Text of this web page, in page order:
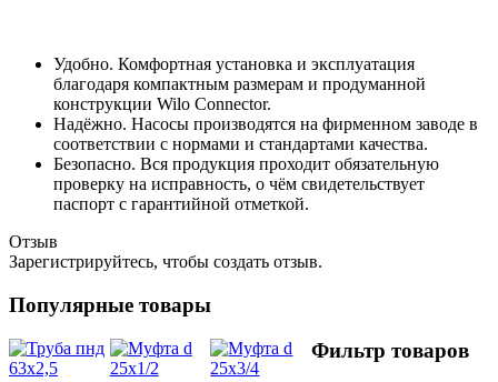
Удобно. Комфортная установка и эксплуатация
благодаря компактным размерам и продуманной
конструкции Wilo Connector.
Надёжно. Насосы производятся на фирменном заводе в
соответствии с нормами и стандартами качества.
Безопасно. Вся продукция проходит обязательную
проверку на исправность, о чём свидетельствует
паспорт с гарантийной отметкой.
Отзыв
Зарегистрируйтесь, чтобы создать отзыв.
Популярные товары
Фильтр товаров